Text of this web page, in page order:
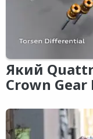
Який
Crown